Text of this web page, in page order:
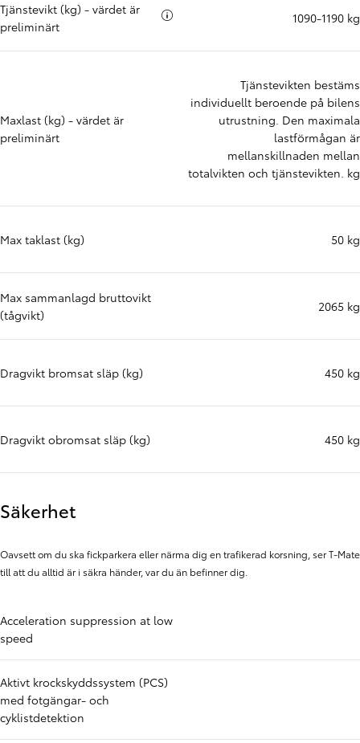
Tjänstevikt (kg) - värdet är
preliminärt
1090-1190 kg
Maxlast (kg) - värdet är
preliminärt
Tjänstevikten bestäms
individuellt beroende på bilens
utrustning. Den maximala
lastförmågan är
mellanskillnaden mellan
totalvikten och tjänstevikten. kg
Max taklast (kg) 50 kg
Max sammanlagd bruttovikt
(tågvikt)
2065 kg
Dragvikt bromsat släp (kg) 450 kg
Dragvikt obromsat släp (kg) 450 kg
Säkerhet
Oavsett om du ska fickparkera eller närma dig en trafikerad korsning, ser T-Mate
till att du alltid är i säkra händer, var du än befinner dig.
Acceleration suppression at low
speed
Aktivt krockskyddssystem (PCS)
med fotgängar- och
cyklistdetektion